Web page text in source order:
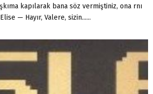
kapılarak bana söz vermiştiniz, ona rnı
— Hayır, Valere, sizin......